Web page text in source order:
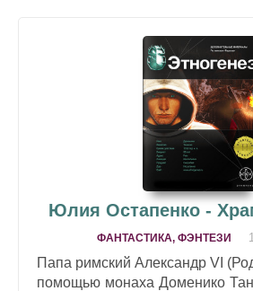
Юлия Остапенко -
ФАНТАСТИКА, ФЭНТЕЗИ
Папа римский Александр VI
помощью монаха Доменико